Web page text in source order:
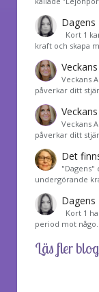
Dagens
Kort 1
kraft och skapa
Veckans
påverkar ditt
Veckans
påverkar ditt
Det
"Dagens"
undergörande
Dagens
Kort 1
period mot någo…
Läs fler